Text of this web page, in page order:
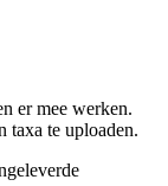
er mee werken.
te uploaden.